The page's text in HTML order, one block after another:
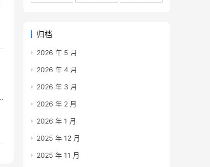
归档
2026 年 5 月
2026 年 4 月
2026 年 3 月
2026 年 2 月
2026 年 1 月
2025 年 12 月
2025 年 11 月